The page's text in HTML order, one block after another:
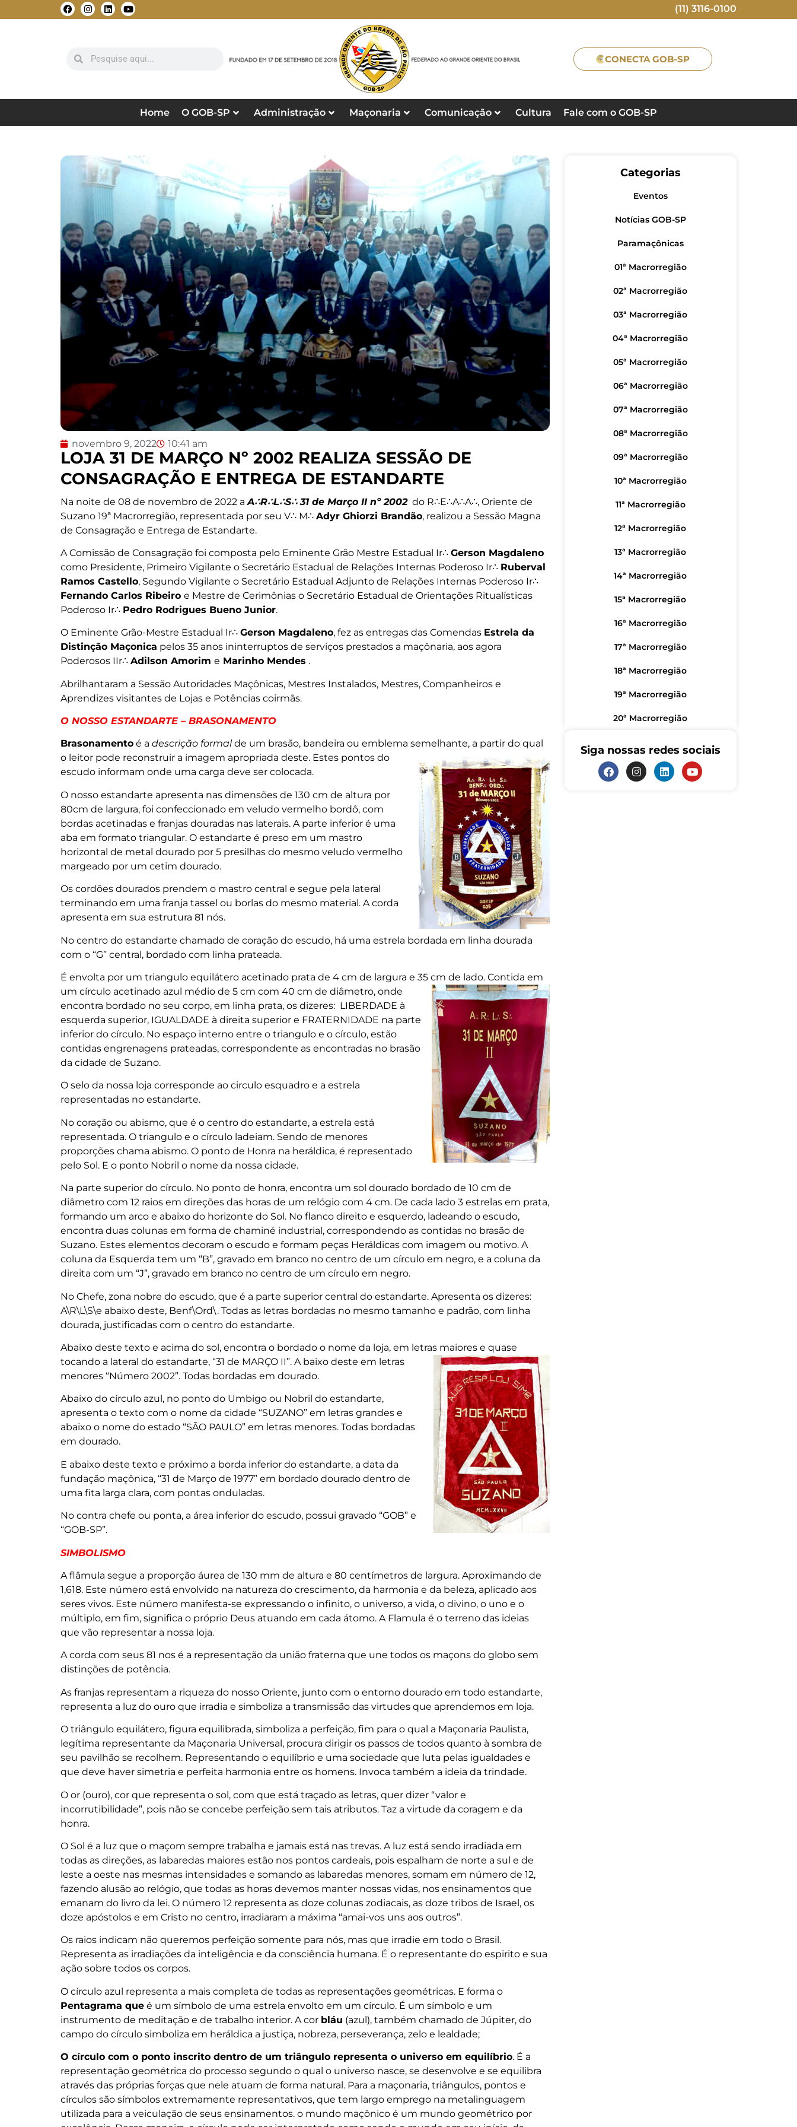
(11) 3116-0100
CONECTA GOB-SP
Home O GOB-SP Administração Maçonaria Comunicação Cultura Fale com o GOB-SP
novembro 9, 2022 10:41 am
LOJA 31 DE MARÇO Nº 2002 REALIZA SESSÃO DE
CONSAGRAÇÃO E ENTREGA DE ESTANDARTE
Na noite de 08 de novembro de 2022 aA∴R∴L∴S∴31 de Março II nº 2002do R∴E∴A∴A∴, Oriente de
Suzano 19ª Macrorregião, representada por seu V∴ M∴ Adyr Ghiorzi Brandão, realizou a Sessão Magna
de Consagração e Entrega de Estandarte.
A Comissão de Consagração foi composta pelo Eminente Grão Mestre Estadual Ir∴ Gerson Magdaleno
como Presidente, Primeiro Vigilante o Secretário Estadual de Relações Internas Poderoso Ir∴ Ruberval
Ramos Castello, Segundo Vigilante o Secretário Estadual Adjunto de Relações Internas Poderoso Ir∴
Fernando Carlos Ribeiro e Mestre de Cerimônias o Secretário Estadual de Orientações Ritualísticas
Poderoso Ir∴ Pedro Rodrigues Bueno Junior.
O Eminente Grão-Mestre Estadual Ir∴ Gerson Magdaleno, fez as entregas das Comendas Estrela da
Distinção Maçonica pelos 35 anos ininterruptos de serviços prestados a maçônaria, aos agora
Poderosos IIr∴ Adilson Amorim e Marinho Mendes .
Abrilhantaram a Sessão Autoridades Maçônicas, Mestres Instalados, Mestres, Companheiros e
Aprendizes visitantes de Lojas e Potências coirmãs.
O NOSSO ESTANDARTE – BRASONAMENTO
Brasonamento é a descrição formalde um brasão, bandeira ou emblema semelhante, a partir do qual
o leitor pode reconstruir a imagem apropriada deste. Estes pontos do
escudo informam onde uma carga deve ser colocada.
O nosso estandarte apresenta nas dimensões de 130 cm de altura por
80cm de largura, foi confeccionado em veludo vermelho bordô, com
bordas acetinadas e franjas douradas nas laterais. A parte inferior é uma
aba em formato triangular. O estandarte é preso em um mastro
horizontal de metal dourado por 5 presilhas do mesmo veludo vermelho
margeado por um cetim dourado.
Os cordões dourados prendem o mastro central e segue pela lateral
terminando em uma franja tassel ou borlas do mesmo material. A corda
apresenta em sua estrutura 81 nós.
No centro do estandarte chamado de coração do escudo, há uma estrela bordada em linha dourada
com o “G” central, bordado com linha prateada.
É envolta por um triangulo equilátero acetinado prata de 4 cm de largura e 35 cm de lado. Contida em
um círculo acetinado azul médio de 5 cm com 40 cm de diâmetro, onde
encontra bordado no seu corpo, em linha prata, os dizeres: LIBERDADE à
esquerda superior, IGUALDADE à direita superior e FRATERNIDADE na parte
inferior do círculo. No espaço interno entre o triangulo e o círculo, estão
contidas engrenagens prateadas, correspondente as encontradas no brasão
da cidade de Suzano.
O selo da nossa loja corresponde ao circulo esquadro e a estrela
representadas no estandarte.
No coração ou abismo, que é o centro do estandarte, a estrela está
representada. O triangulo e o círculo ladeiam. Sendo de menores
proporções chama abismo. O ponto de Honra na heráldica, é representado
pelo Sol. E o ponto Nobril o nome da nossa cidade.
Na parte superior do círculo. No ponto de honra, encontra um sol dourado bordado de 10 cm de
diâmetro com 12 raios em direções das horas de um relógio com 4 cm. De cada lado 3 estrelas em prata,
formando um arco e abaixo do horizonte do Sol. No flanco direito e esquerdo, ladeando o escudo,
encontra duas colunas em forma de chaminé industrial, correspondendo as contidas no brasão de
Suzano. Estes elementos decoram o escudo e formam peças Heráldicas com imagem ou motivo. A
coluna da Esquerda tem um “B”, gravado em branco no centro de um círculo em negro, e a coluna da
direita com um “J”, gravado em branco no centro de um círculo em negro.
No Chefe, zona nobre do escudo, que é a parte superior central do estandarte. Apresenta os dizeres:
A\R\L\S\e abaixo deste, Benf\Ord\. Todas as letras bordadas no mesmo tamanho e padrão, com linha
dourada, justificadas com o centro do estandarte.
Abaixo deste texto e acima do sol, encontra o bordado o nome da loja, em letras maiores e quase
tocando a lateral do estandarte, “31 de MARÇO II”. A baixo deste em letras
menores “Número 2002”. Todas bordadas em dourado.
Abaixo do círculo azul, no ponto do Umbigo ou Nobril do estandarte,
apresenta o texto com o nome da cidade “SUZANO” em letras grandes e
abaixo o nome do estado “SÃO PAULO” em letras menores. Todas bordadas
em dourado.
E abaixo deste texto e próximo a borda inferior do estandarte, a data da
fundação maçônica, “31 de Março de 1977” em bordado dourado dentro de
uma fita larga clara, com pontas onduladas.
No contra chefe ou ponta, a área inferior do escudo, possui gravado “GOB” e
“GOB-SP”.
SIMBOLISMO
A flâmula segue a proporção áurea de 130 mm de altura e 80 centímetros de largura. Aproximando de
1,618. Este número está envolvido na natureza do crescimento, da harmonia e da beleza, aplicado aos
seres vivos. Este número manifesta-se expressando o infinito, o universo, a vida, o divino, o uno e o
múltiplo, em fim, significa o próprio Deus atuando em cada átomo. A Flamula é o terreno das ideias
que vão representar a nossa loja.
A corda com seus 81 nos é a representação da união fraterna que une todos os maçons do globo sem
distinções de potência.
As franjas representam a riqueza do nosso Oriente, junto com o entorno dourado em todo estandarte,
representa a luz do ouro que irradia e simboliza a transmissão das virtudes que aprendemos em loja.
O triângulo equilátero, figura equilibrada, simboliza a perfeição, fim para o qual a Maçonaria Paulista,
legítima representante da Maçonaria Universal, procura dirigir os passos de todos quanto à sombra de
seu pavilhão se recolhem. Representando o equilíbrio e uma sociedade que luta pelas igualdades e
que deve haver simetria e perfeita harmonia entre os homens. Invoca também a ideia da trindade.
O or (ouro), cor que representa o sol, com que está traçado as letras, quer dizer “valor e
incorrutibilidade”, pois não se concebe perfeição sem tais atributos. Taz a virtude da coragem e da
honra.
O Sol é a luz que o maçom sempre trabalha e jamais está nas trevas. A luz está sendo irradiada em
todas as direções, as labaredas maiores estão nos pontos cardeais, pois espalham de norte a sul e de
leste a oeste nas mesmas intensidades e somando as labaredas menores, somam em número de 12,
fazendo alusão ao relógio, que todas as horas devemos manter nossas vidas, nos ensinamentos que
emanam do livro da lei. O número 12 representa as doze colunas zodiacais, as doze tribos de Israel, os
doze apóstolos e em Cristo no centro, irradiaram a máxima “amai-vos uns aos outros”.
Os raios indicam não queremos perfeição somente para nós, mas que irradie em todo o Brasil.
Representa as irradiações da inteligência e da consciência humana. É o representante do espirito e sua
ação sobre todos os corpos.
O círculo azul representa a mais completa de todas as representações geométricas. E forma o
Pentagrama que é um símbolo de uma estrela envolto em um círculo. É um símbolo e um
instrumento de meditação e de trabalho interior. A cor bláu (azul), também chamado de Júpiter, do
campo do círculo simboliza em heráldica a justiça, nobreza, perseverança, zelo e lealdade;
O círculo com o ponto inscrito dentro de um triângulo representa o universo em equilíbrio. É a
representação geométrica do processo segundo o qual o universo nasce, se desenvolve e se equilibra
através das próprias forças que nele atuam de forma natural. Para a maçonaria, triângulos, pontos e
círculos são símbolos extremamente representativos, que tem largo emprego na metalinguagem
utilizada para a veiculação de seus ensinamentos. o mundo maçônico é um mundo geométrico por
Categorias
Eventos
Notícias GOB-SP
Paramaçônicas
01ª Macrorregião
02ª Macrorregião
03ª Macrorregião
04ª Macrorregião
05ª Macrorregião
06ª Macrorregião
07ª Macrorregião
08ª Macrorregião
09ª Macrorregião
10ª Macrorregião
11ª Macrorregião
12ª Macrorregião
13ª Macrorregião
14ª Macrorregião
15ª Macrorregião
16ª Macrorregião
17ª Macrorregião
18ª Macrorregião
19ª Macrorregião
20ª Macrorregião
Siga nossas redes sociais